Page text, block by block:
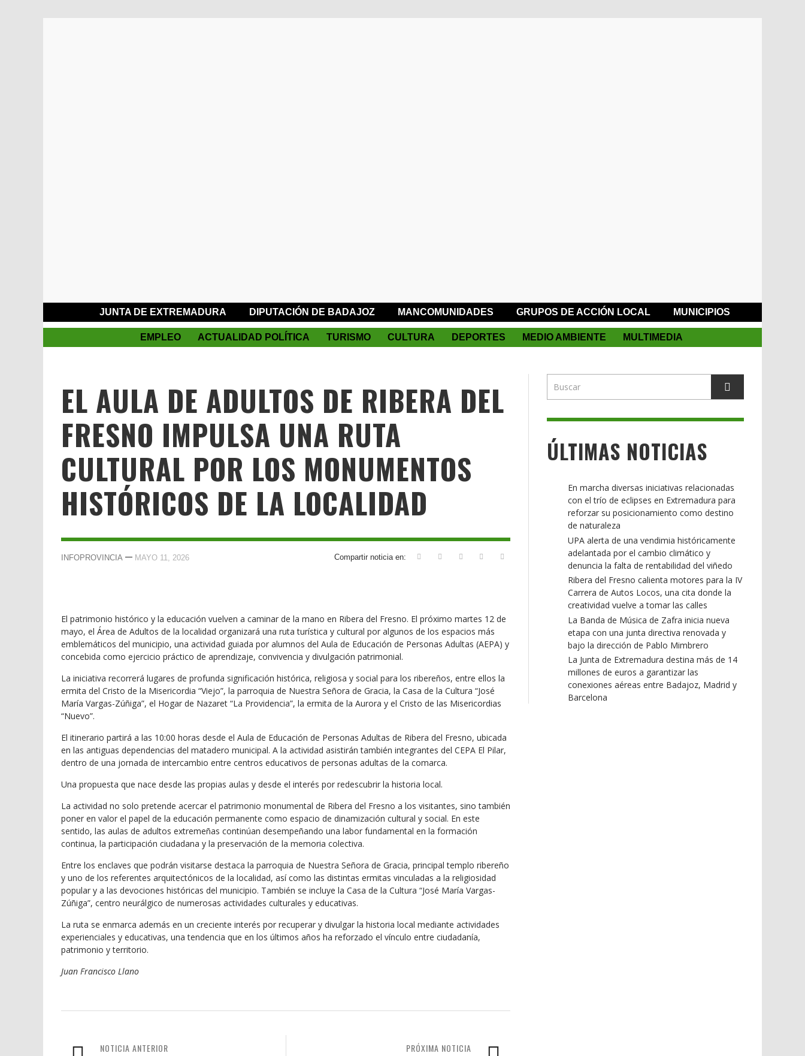
JUNTA DE EXTREMADURA DIPUTACIÓN DE BADAJOZ MANCOMUNIDADES GRUPOS DE ACCIÓN LOCAL MUNICIPIOS
EMPLEO ACTUALIDAD POLÍTICA TURISMO CULTURA DEPORTES MEDIO AMBIENTE MULTIMEDIA
EL AULA DE ADULTOS DE RIBERA DEL
FRESNO IMPULSA UNA RUTA
CULTURAL POR LOS MONUMENTOS
HISTÓRICOS DE LA LOCALIDAD
Compartir noticia en:
INFOPROVINCIA — MAYO 11, 2026
El patrimonio histórico y la educación vuelven a caminar de la mano en Ribera del Fresno. El próximo martes 12 de
mayo, el Área de Adultos de la localidad organizará una ruta turística y cultural por algunos de los espacios más
emblemáticos del municipio, una actividad guiada por alumnos del Aula de Educación de Personas Adultas (AEPA) y
concebida como ejercicio práctico de aprendizaje, convivencia y divulgación patrimonial.
La iniciativa recorrerá lugares de profunda significación histórica, religiosa y social para los ribereños, entre ellos la
ermita del Cristo de la Misericordia “Viejo”, la parroquia de Nuestra Señora de Gracia, la Casa de la Cultura “José
María Vargas-Zúñiga”, el Hogar de Nazaret “La Providencia”, la ermita de la Aurora y el Cristo de las Misericordias
“Nuevo”.
El itinerario partirá a las 10:00 horas desde el Aula de Educación de Personas Adultas de Ribera del Fresno, ubicada
en las antiguas dependencias del matadero municipal. A la actividad asistirán también integrantes del CEPA El Pilar,
dentro de una jornada de intercambio entre centros educativos de personas adultas de la comarca.
Una propuesta que nace desde las propias aulas y desde el interés por redescubrir la historia local.
La actividad no solo pretende acercar el patrimonio monumental de Ribera del Fresno a los visitantes, sino también
poner en valor el papel de la educación permanente como espacio de dinamización cultural y social. En este
sentido, las aulas de adultos extremeñas continúan desempeñando una labor fundamental en la formación
continua, la participación ciudadana y la preservación de la memoria colectiva.
Entre los enclaves que podrán visitarse destaca la parroquia de Nuestra Señora de Gracia, principal templo ribereño
y uno de los referentes arquitectónicos de la localidad, así como las distintas ermitas vinculadas a la religiosidad
popular y a las devociones históricas del municipio. También se incluye la Casa de la Cultura “José María Vargas-
Zúñiga”, centro neurálgico de numerosas actividades culturales y educativas.
La ruta se enmarca además en un creciente interés por recuperar y divulgar la historia local mediante actividades
experienciales y educativas, una tendencia que en los últimos años ha reforzado el vínculo entre ciudadanía,
patrimonio y territorio.
Juan Francisco Llano
PRÓXIMA NOTICIA
NOTICIA ANTERIOR
ÚLTIMAS NOTICIAS
En marcha diversas iniciativas relacionadas
con el trío de eclipses en Extremadura para
reforzar su posicionamiento como destino
de naturaleza
UPA alerta de una vendimia históricamente
adelantada por el cambio climático y
denuncia la falta de rentabilidad del viñedo
Ribera del Fresno calienta motores para la IV
Carrera de Autos Locos, una cita donde la
creatividad vuelve a tomar las calles
La Banda de Música de Zafra inicia nueva
etapa con una junta directiva renovada y
bajo la dirección de Pablo Mimbrero
La Junta de Extremadura destina más de 14
millones de euros a garantizar las
conexiones aéreas entre Badajoz, Madrid y
Barcelona